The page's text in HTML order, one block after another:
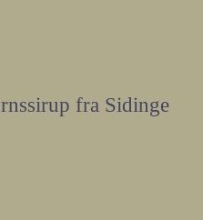
fra Sidinge